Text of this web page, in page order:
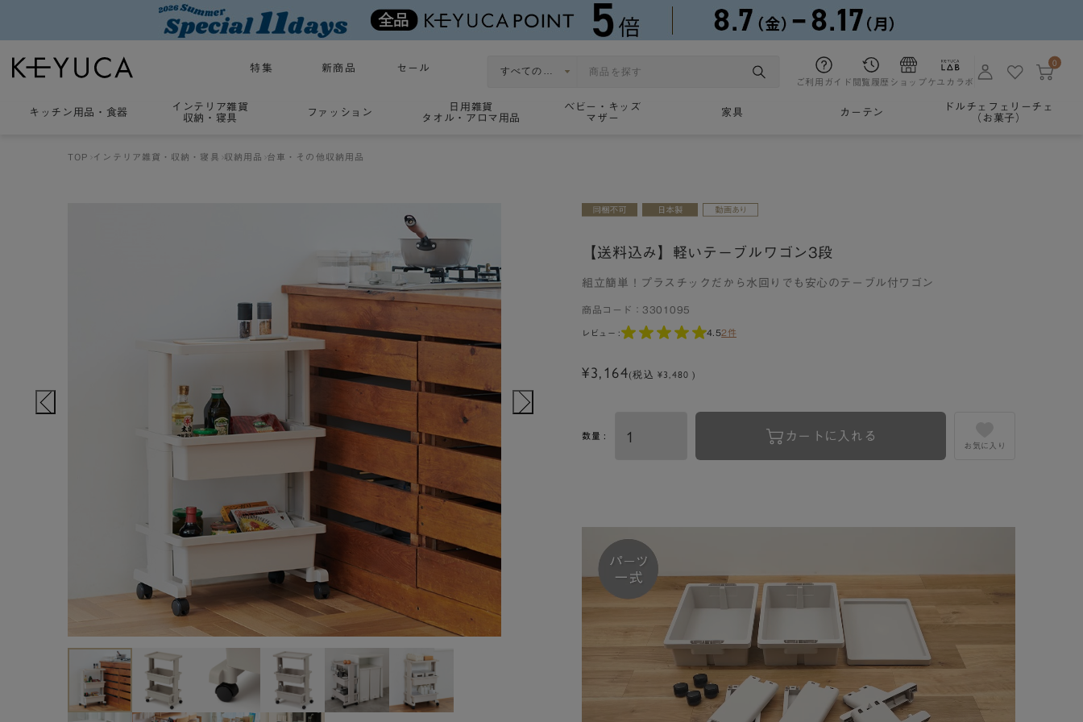
特集 新商品 セール
ご利用ガイド 閲覧履歴 ショップケユカラボ
0
キッチン用品 ・ 食器
インテリア雑貨
収納・寝具
ファッション
日用雑貨
タオル・アロマ用品
ベビー・キッズ
マザー
家具 カーテン
ドルチェフェリーチェ
（お菓子）
TOP インテリア雑貨・収納・寝具 収納用品 台車・その他収納用品
【送料込み】軽いテーブルワゴン3段
組立簡単！プラスチックだから水回りでも安心のテーブル付ワゴン
商品コード： 3301095
レビュー : 4.52件
¥3,164(税込 ¥3,480 )
数量 : カートに入れる
お気に入り